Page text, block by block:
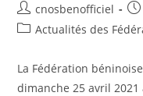
cnosbenofficiel
Actualités des
La Fédération
dimanche 25 avril